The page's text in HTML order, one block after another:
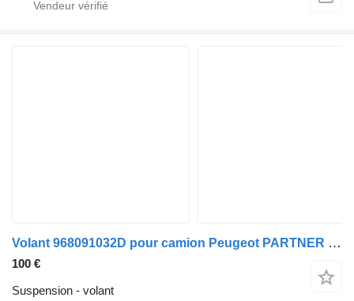
Volant 968091032D pour camion Peugeot PARTNER Combispace (5F)
100 €
Suspension - volant